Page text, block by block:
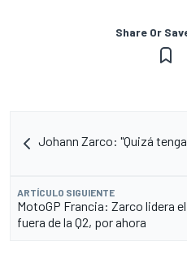
Share Or
Johann Zarco: "Quizá
ARTÍCULO SIGUIENTE
MotoGP Francia: Zarco lidera
fuera de la Q2, por ahora